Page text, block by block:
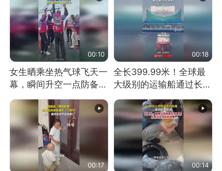
00:10
女生晒乘坐热气球飞天一
幕，瞬间升空一点防备都
00:18
全长399.99米！全球最
大级别的运输船通过长江
00:17 00:14